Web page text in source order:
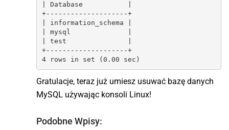
| Database           |
+--------------------+
| information_schema |
| mysql              |
| test               |
+--------------------+
Gratulacje, teraz już umiesz usuwać bazę danych
MySQL używając konsoli Linux!
Podobne Wpisy: